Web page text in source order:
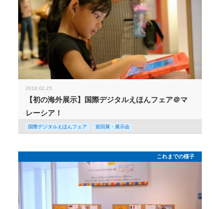
2018.02.25
【初の海外展示】国際デジタルえほんフェア＠マ
レーシア！
国際デジタルえほんフェア 巡回展・展示会
これまでの様子